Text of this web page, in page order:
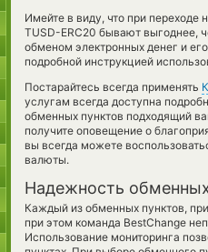
Имейте в виду, что при
TUSD-ERC20 бывают выгоднее,
обменом электронных денег и
подробной инструкцией
Постарайтесь всегда применять
услугам всегда доступна
обменных пунктов подходящий
получите оповещение о
вы всегда можете
валюты.
Надежность
Каждый из обменных пунктов,
при этом команда BestChange
Использование мониторинга